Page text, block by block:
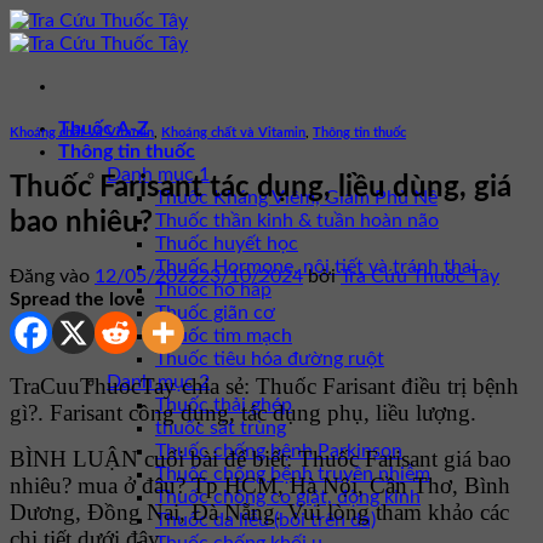
Bỏ
qua
dung
Thuốc A-Z
Thông tin thuốc
Danh mục 1
Thuốc Kháng Viêm, Giảm Phù Nề
Thuốc thần kinh & tuần hoàn não
Thuốc huyết học
Thuốc Hormone, nội tiết và tránh thai
Thuốc hô hấp
Thuốc giãn cơ
Thuốc tim mạch
Thuốc tiêu hóa đường ruột
Danh mục 2
Thuốc thải ghép
thuốc sát trùng
Thuốc chống bệnh Parkinson
Thuốc chống bệnh truyền nhiễm
Thuốc chống co giật, động kinh
Thuốc da liễu (bôi trên da)
Khoáng chất và Vitamin Khoáng chất và Vitamin Thông tin thuốc
Thuốc Farisant tác dụng, liều dùng, giá
bao nhiêu?
Đăng vào 12/05/202223/10/2024 bởiTra Cứu Thuốc Tây
Spread the love
TraCuuThuocTay chia sẻ: Thuốc Farisant điều trị bệnh
gì?. Farisant công dụng, tác dụng phụ, liều lượng.
BÌNH LUẬN cuối bài để biết: Thuốc Farisant giá bao
nhiêu? mua ở đâu? Tp HCM, Hà Nội, Cần Thơ, Bình
Dương, Đồng Nai, Đà Nẵng. Vui lòng tham khảo các